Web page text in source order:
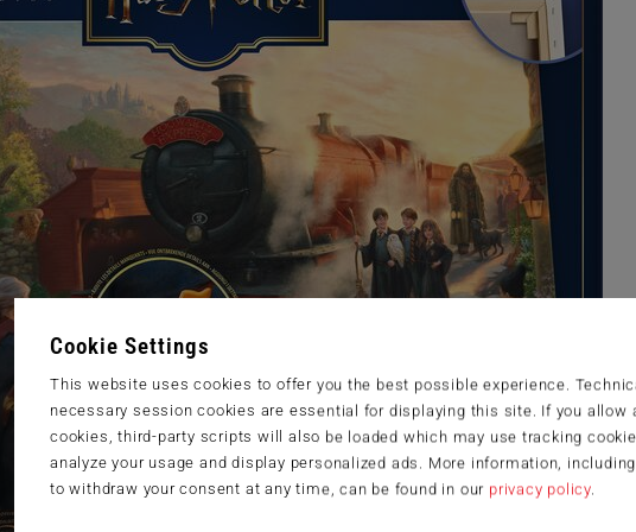
Cookie Settings
This website uses cookies to offer you the best possible experience.
necessary session cookies are essential for displaying this site. If you allow
cookies, third-party scripts will also be loaded which may use tracking
analyze your usage and display personalized ads. More information,
to withdraw your consent at any time, can be found in our privacy policy